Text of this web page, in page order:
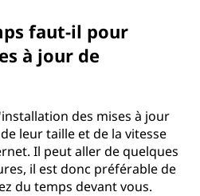
faut-il pour
à jour de
des mises à jour
leur taille et de la vitesse
Il peut aller de quelques
il est donc préférable de
du temps devant vous.